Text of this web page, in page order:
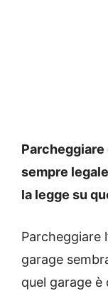
Parcheggiare
sempre
la legge su
Parcheggiare
garage
quel garage